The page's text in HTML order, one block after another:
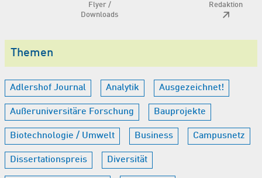
Flyer /
Downloads
Redaktion
Themen
Adlershof Journal Analytik Ausgezeichnet!
Außeruniversitäre Forschung Bauprojekte
Biotechnologie / Umwelt Business Campusnetz
Dissertationspreis Diversität